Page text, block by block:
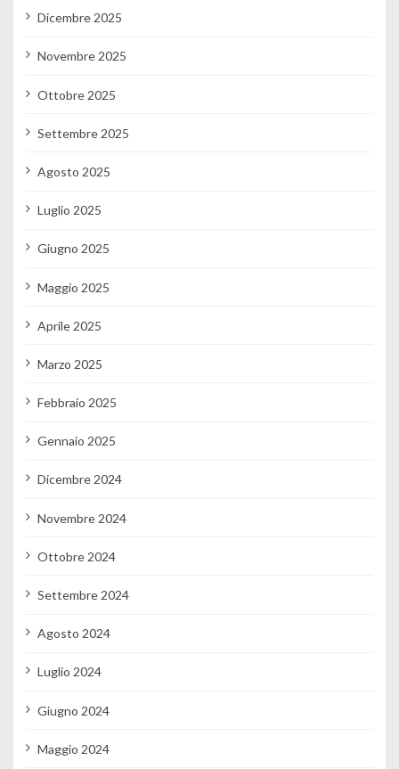
Dicembre 2025
Novembre 2025
Ottobre 2025
Settembre 2025
Agosto 2025
Luglio 2025
Giugno 2025
Maggio 2025
Aprile 2025
Marzo 2025
Febbraio 2025
Gennaio 2025
Dicembre 2024
Novembre 2024
Ottobre 2024
Settembre 2024
Agosto 2024
Luglio 2024
Giugno 2024
Maggio 2024